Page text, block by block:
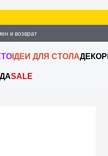
и возврат
информация
ІДЕИ ДЛЯ СТОЛАДЕКОР
SALE